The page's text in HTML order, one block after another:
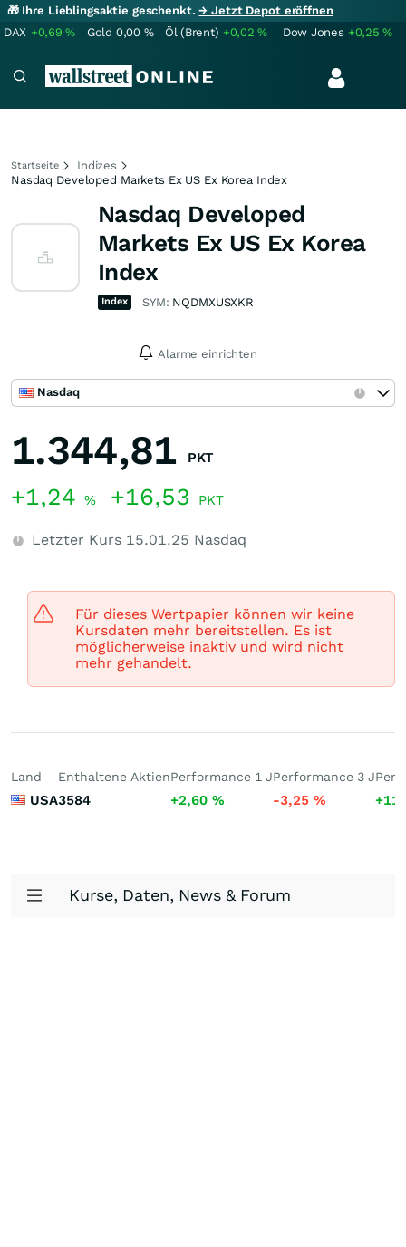
🎁 Ihre Lieblingsaktie geschenkt.→ Jetzt Depot eröffnen
DAX +0,69% Gold 0,00 % Öl (Brent) +0,02% Dow Jones +0,25%
Startseite
Indizes
Nasdaq Developed Markets Ex US Ex Korea Index
Nasdaq Developed
Markets Ex US Ex Korea
Index
Index SYM: NQDMXUSXKR
Alarme einrichten
Nasdaq
1.344,81 PKT
+1,24 % +16,53 PKT
Letzter Kurs 15.01.25 Nasdaq
Für dieses Wertpapier können wir keine
Kursdaten mehr bereitstellen. Es ist
möglicherweise inaktiv und wird nicht
mehr gehandelt.
Land
USA
Enthaltene Aktien
3584
Performance 1 J
+2,60 %
Performance 3 J
-3,25 %
Kurse, Daten, News & Forum